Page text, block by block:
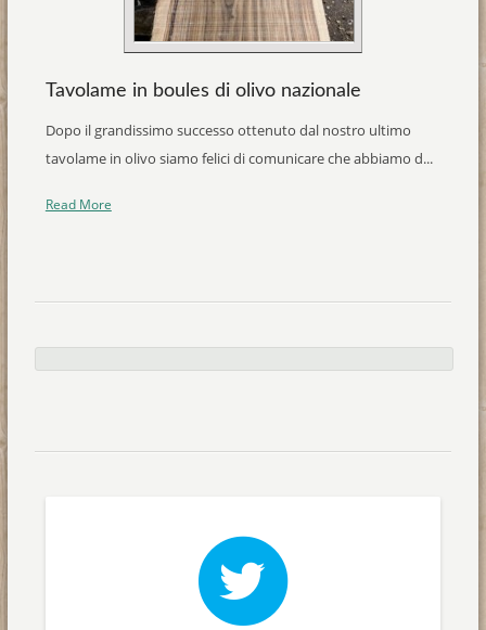
Tavolame in boules di olivo nazionale
Dopo il grandissimo successo ottenuto dal nostro ultimo
tavolame in olivo siamo felici di comunicare che abbiamo d...
Read More